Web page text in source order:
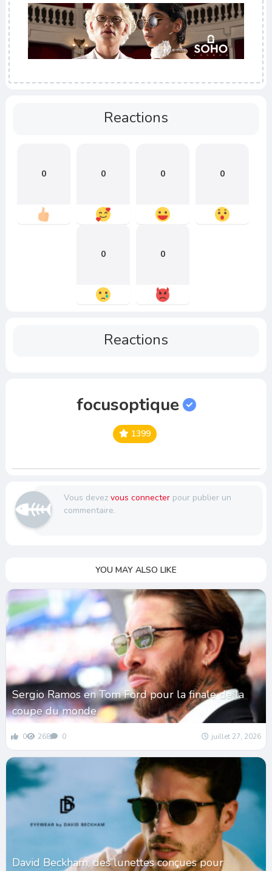
Reactions
0 0 0 0
0 0
Reactions
focusoptique
1399
Vous devez vous connecterpour publier un
commentaire.
YOU MAY ALSO LIKE
Sergio Ramos en Tom Ford pour la finale de la
coupe du monde
0 268 0 juillet 27, 2026
David Beckham, des lunettes conçues pour